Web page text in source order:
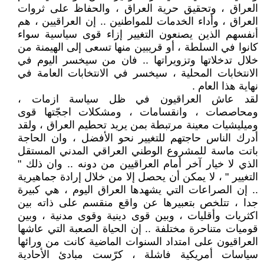
العراق ، وتحقيق حرية العراق ، والحفاظ على ثروات
العراق ، وأداء الخدمات للمواطنين .. إن العراقيين ، هم
أنفسهم الذين يصنعون التغيير إزاء قوى سياسية سواء
كانوا في السلطة ، أو قريبين منها تسعى إلى الهيمنة من
خلال تدخلاتها وتزويراتها .. فان من سيخسر اليوم في
الانتخابات المحلية ، سيخسر في الانتخابات العامة في
نهاية هذا العام .
لقد عاش العراقيون في ظل سياسة ازمات ،
ومحاصصات ، وانقسامات ، ومشكلات اججّتها قوى
وميليشيات معينة مرتبطة بمن يريد تحطيم العراق ، ولقد
أدرك الناس حاجتهم للتغيير نحو الأفضل ، وان الحاجة
باتت ماسة للمشروع الوطني العراقي المدني المستقل
الذي لا خيار آخر أمام العراقيين من دونه .. وان ذلك "
التغيير " ، لا يمكن أن يحصل إلا من خلال إرادة جماهيرية
.. إن الصراعات التي يشهدها العراق اليوم ، هي كبيرة
جدا ، تتلخص بتعبيرها عن واقع منقسم على ذاته بين
اكثريات وأقليات ، وبين قوى دينية وقوى مدنية ، وبين
قوميات متناحرة مختلفة .. إن الحياة الصعبة التي عاشها
العراقيون على امتداد السنوات الماضية كانت من ورائها
سياسات أمريكية فاشلة ، كرّست مبادئ الأحادية